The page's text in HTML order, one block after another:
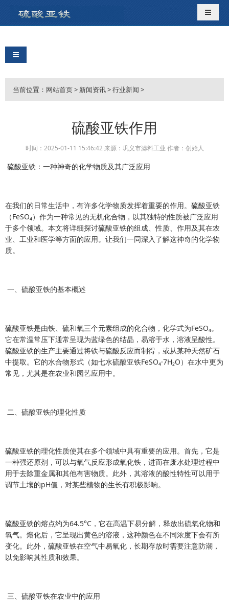
导航切
导航切换
当前位置： 网站首页> 新闻资讯>行业新闻 >
硫酸亚铁作用
时间：2025-01-11 15:46:42 来源：巩义市滤料工业 作者：创始人
硫酸亚铁：一种神奇的化学物质及其广泛应用
在我们的日常生活中，有许多化学物质发挥着重要的作用。硫酸亚铁
（FeSO₄）作为一种常见的无机化合物，以其独特的性质被广泛应用
于多个领域。本文将详细探讨硫酸亚铁的组成、性质、作用及其在农
业、工业和医学等方面的应用。让我们一同深入了解这神奇的化学物
质。
一、硫酸亚铁的基本概述
硫酸亚铁是由铁、硫和氧三个元素组成的化合物，化学式为FeSO₄。
它在常温常压下通常呈现为蓝绿色的结晶，易溶于水，溶液呈酸性。
硫酸亚铁的生产主要通过将铁与硫酸反应而制得，或从某种天然矿石
中提取。它的水合物形式（如七水硫酸亚铁FeSO₄·7H₂O）在水中更为
常见，尤其是在农业和园艺应用中。
二、硫酸亚铁的理化性质
硫酸亚铁的理化性质使其在多个领域中具有重要的应用。首先，它是
一种强还原剂，可以与氧气反应形成氧化铁，进而在废水处理过程中
用于去除重金属和其他有害物质。此外，其溶液的酸性特性可以用于
调节土壤的pH值，对某些植物的生长有积极影响。
硫酸亚铁的熔点约为64.5°C，它在高温下易分解，释放出硫氧化物和
氧气。熔化后，它呈现出黄色的溶液，这种颜色在不同浓度下会有所
变化。此外，硫酸亚铁在空气中易氧化，长期存放时需要注意防潮，
以免影响其性质和效果。
三、硫酸亚铁在农业中的应用